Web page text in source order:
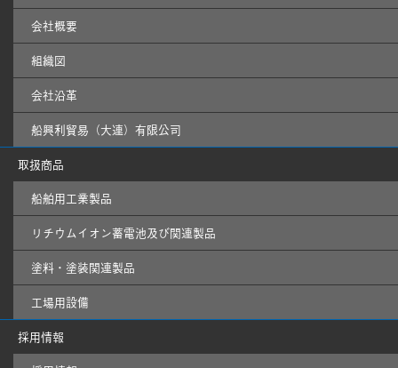
会社概要
組織図
会社沿革
船興利貿易（大連）有限公司
取扱商品
船舶用工業製品
リチウムイオン蓄電池及び関連製品
塗料・塗装関連製品
工場用設備
採用情報